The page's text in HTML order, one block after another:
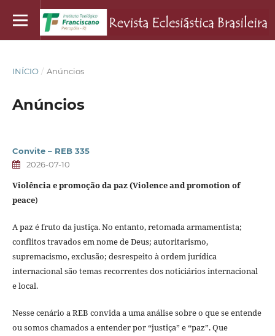
INÍCIO / Anúncios
Anúncios
Convite – REB 335
2026-07-10
Violência e promoção da paz (Violence and promotion of
peace)
A paz é fruto da justiça. No entanto, retomada armamentista;
conflitos travados em nome de Deus; autoritarismo,
supremacismo, exclusão; desrespeito à ordem jurídica
internacional são temas recorrentes dos noticiários internacional
e local.
Nesse cenário a REB convida a uma análise sobre o que se entende
ou somos chamados a entender por “justiça” e “paz”. Que